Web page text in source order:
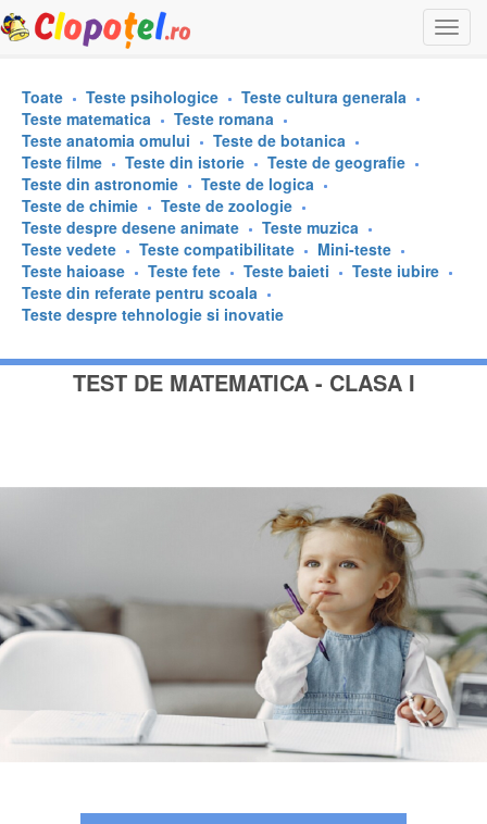
Toate Teste psihologice
Teste cultura generala
Teste matematica
Teste romana
Teste anatomia omului
Teste de botanica
Teste filme
Teste din istorie
Teste de geografie
Teste din astronomie
Teste de logica
Teste de chimie
Teste de zoologie
Teste despre desene animate
Teste muzica
Teste vedete
Teste compatibilitate
Mini-teste
Teste haioase
Teste fete Teste baieti
Teste iubire
Teste din referate pentru scoala
Teste despre tehnologie si inovatie
TEST DE MATEMATICA - CLASA I